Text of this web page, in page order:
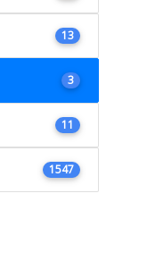
13
3
11
1547